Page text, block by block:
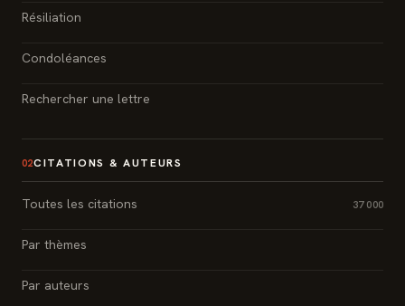
Résiliation
Condoléances
Rechercher une lettre
02CITATIONS & AUTEURS
Toutes les citations 37 000
Par thèmes
Par auteurs